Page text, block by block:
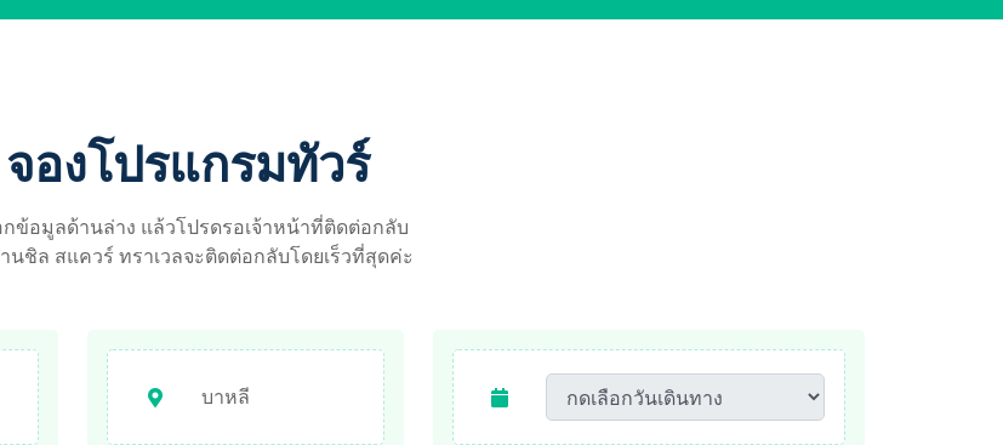
จองโปรแกรมทัวร์
ข้อมูลด้านล่าง แล้วโปรดรอเจ้าหน้าที่ติดต่อกลับ
นชิล สแควร์ ทราเวลจะติดต่อกลับโดยเร็วที่สุดค่ะ
บาหลี